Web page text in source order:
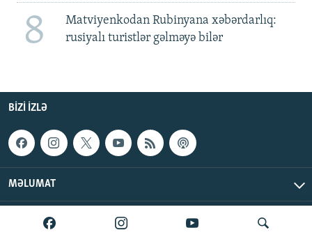
8
Matviyenkodan Rubinyana xəbərdarlıq:
rusiyalı turistlər gəlməyə bilər
BIZI IZLƏ
MƏLUMAT
AzadlıqRadiosu © 2026 Inc. | Bütün hüquqlar qorunur